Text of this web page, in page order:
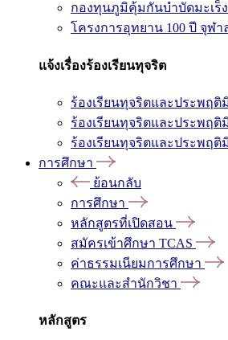
กองทุนภูมิคุ้มกันบำบัดมะเร็
โครงการอุทยาน 100 ปี จุฬ
แจ้งเรื่องร้องเรียนทุจริต
ร้องเรียนทุจริตและประพฤติ
ร้องเรียนทุจริตและประพฤติ
ร้องเรียนทุจริตและประพฤติ
การศึกษา
ย้อนกลับ
การศึกษา
หลักสูตรที่เปิดสอน
สมัครเข้าศึกษา TCAS
ค่าธรรมเนียมการศึกษา
คณะและสำนักวิชา
หลักสูตร